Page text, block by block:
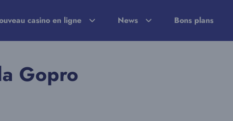
casino en ligne News Bons plans
Gopro